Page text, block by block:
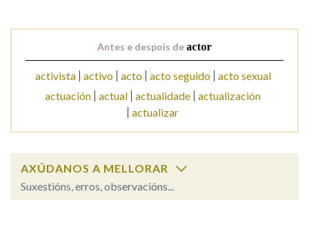
Na fraseoloxía
OUTRAS OPCIÓNS DE BUSCA
Pertence a
Antes e despois de actor
activista activo acto acto seguido
acto sexual
actuación actual actualidade actualización
actualizar
AXÚDANOS A MELLORAR
Suxestións, erros, observacións...